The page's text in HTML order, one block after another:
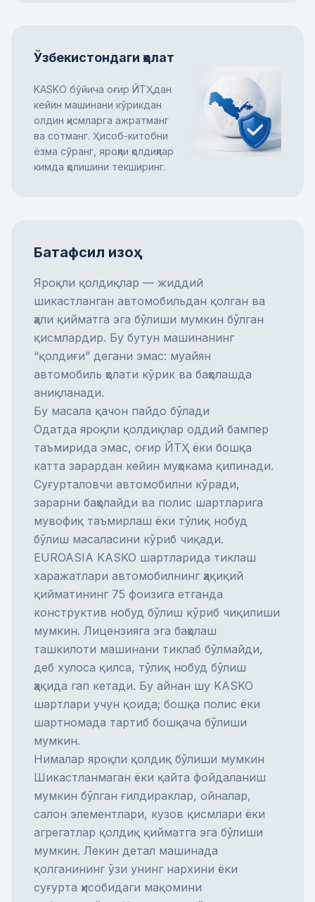
Ўзбекистондаги ҳолат
KASKO бўйича оғир ЙТҲдан
кейин машинани кўрикдан
олдин қисмларга ажратманг
ва сотманг. Ҳисоб-китобни
ёзма сўранг, яроқли қолдиқлар
кимда қолишини текширинг.
Батафсил изоҳ
Яроқли қолдиқлар — жиддий
шикастланган автомобильдан қолган ва
ҳали қийматга эга бўлиши мумкин бўлган
қисмлардир. Бу бутун машинанинг
“қолдиғи” дегани эмас: муайян
автомобиль ҳолати кўрик ва баҳолашда
аниқланади.
Бу масала қачон пайдо бўлади
Одатда яроқли қолдиқлар оддий бампер
таъмирида эмас, оғир ЙТҲ ёки бошқа
катта зарардан кейин муҳокама қилинади.
Суғурталовчи автомобилни кўради,
зарарни баҳолайди ва полис шартларига
мувофиқ таъмирлаш ёки тўлиқ нобуд
бўлиш масаласини кўриб чиқади.
EUROASIA KASKO шартларида тиклаш
харажатлари автомобилнинг ҳақиқий
қийматининг 75 фоизига етганда
конструктив нобуд бўлиш кўриб чиқилиши
мумкин. Лицензияга эга баҳолаш
ташкилоти машинани тиклаб бўлмайди,
деб хулоса қилса, тўлиқ нобуд бўлиш
ҳақида гап кетади. Бу айнан шу KASKO
шартлари учун қоида; бошқа полис ёки
шартномада тартиб бошқача бўлиши
мумкин.
Нималар яроқли қолдиқ бўлиши мумкин
Шикастланмаган ёки қайта фойдаланиш
мумкин бўлган ғилдираклар, ойналар,
салон элементлари, кузов қисмлари ёки
агрегатлар қолдиқ қийматга эга бўлиши
мумкин. Лекин детал машинада
қолганининг ўзи унинг нархини ёки
суғурта ҳисобидаги мақомини